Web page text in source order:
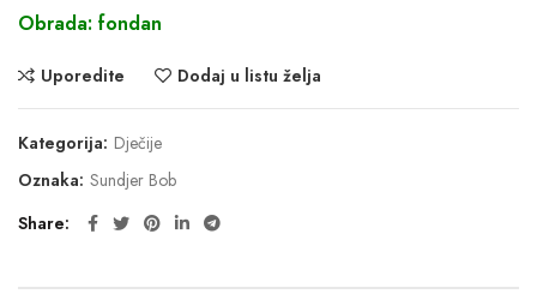
Obrada: fondan
Uporedite Dodaj u listu želja
Kategorija: Dječije
Oznaka: Sundjer Bob
Share